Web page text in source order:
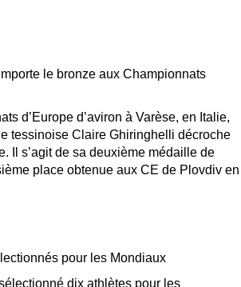
le bronze aux Championnats
d’Europe d’aviron à Varèse, en Italie,
tessinoise Claire Ghiringhelli décroche
Il s’agit de sa deuxième médaille de
place obtenue aux CE de Plovdiv en
pour les Mondiaux
dix athlètes pour les